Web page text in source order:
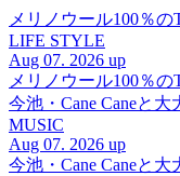
メリノウール100％
LIFE STYLE
Aug 07. 2026 up
メリノウール100％
今池・Cane Caneと
MUSIC
Aug 07. 2026 up
今池・Cane Caneと